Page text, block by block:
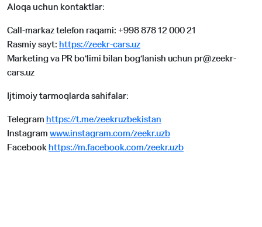
Aloqa uchun kontaktlar:
Call-markaz telefon raqami: +998 878 12 000 21
Rasmiy sayt: https://zeekr-cars.uz
Marketing va PR bo‘limi bilan bog‘lanish uchun pr@zeekr-
cars.uz
Ijtimoiy tarmoqlarda sahifalar:
Telegram https://t.me/zeekruzbekistan
Instagram www.instagram.com/zeekr.uzb
Facebookhttps://m.facebook.com/zeekr.uzb